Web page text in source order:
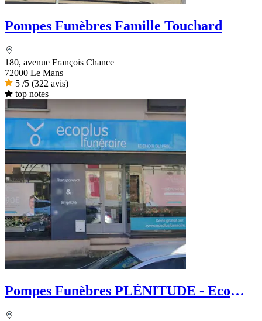
Pompes Funèbres Famille Touchard
180, avenue François Chance
72000 Le Mans
5 /5 (322 avis)
top notes
Pompes Funèbres PLÉNITUDE - Eco